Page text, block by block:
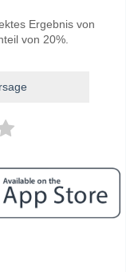
Ergebnis von
von 20%.